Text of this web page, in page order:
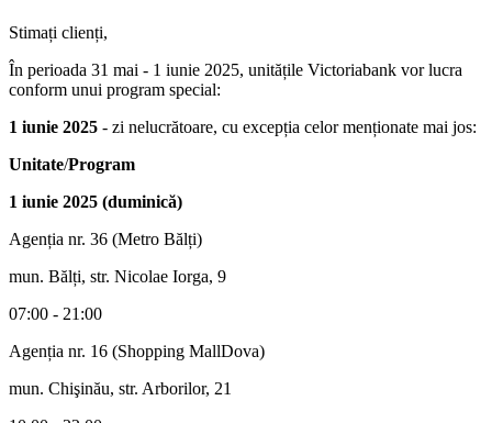
Stimați clienți,
În perioada 31 mai - 1 iunie 2025, unitățile Victoriabank vor lucra
conform unui program special:
1 iunie 2025 - zi nelucrătoare, cu excepția celor menționate mai jos:
Unitate/Program
1 iunie 2025 (duminică)
Agenția nr. 36 (Metro Bălți)
mun. Bălți, str. Nicolae Iorga, 9
07:00 - 21:00
Agenția nr. 16 (Shopping MallDova)
mun. Chişinău, str. Arborilor, 21